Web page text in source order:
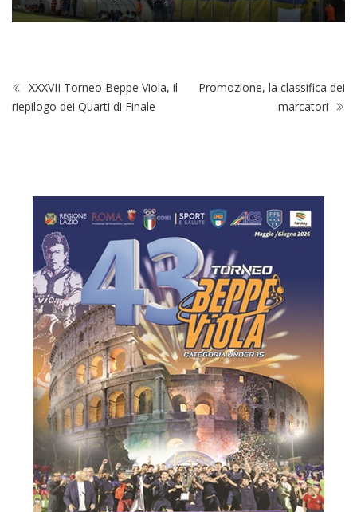
XXXVII Torneo Beppe Viola, il
riepilogo dei Quarti di Finale
Promozione, la classifica dei
marcatori